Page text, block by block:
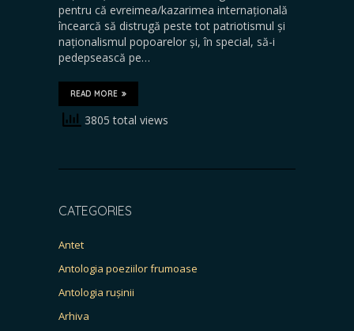
pentru că evreimea/kazarimea internațională
încearcă să distrugă peste tot patriotismul și
naționalismul popoarelor și, în special, să-i
pedepsească pe…
READ MORE
3805 total views
CATEGORIES
Antet
Antologia poeziilor frumoase
Antologia rușinii
Arhiva